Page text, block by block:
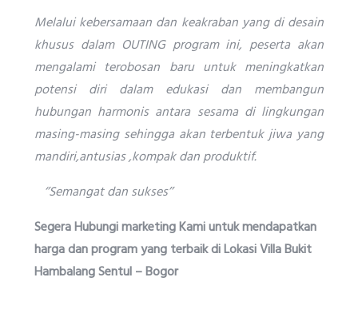
Melalui kebersamaan dan keakraban yang di desain
khusus dalam OUTING program ini, peserta akan
mengalami terobosan baru untuk meningkatkan
potensi diri dalam edukasi dan membangun
hubungan harmonis antara sesama di lingkungan
masing-masing sehingga akan terbentuk jiwa yang
mandiri,antusias ,kompak dan produktif.
‘’Semangat dan sukses’’
Segera Hubungi marketing Kami untuk mendapatkan
harga dan program yang terbaik di Lokasi Villa Bukit
Hambalang Sentul – Bogor